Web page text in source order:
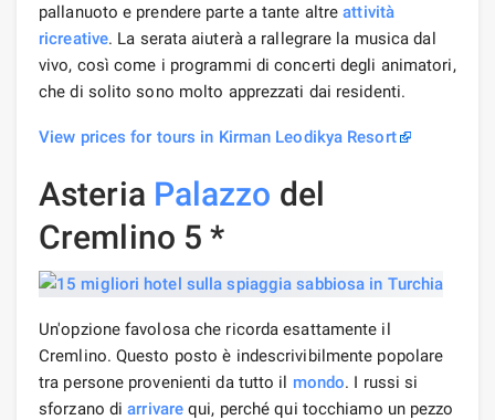
pallanuoto e prendere parte a tante altreattività
ricreative. La serata aiuterà a rallegrare la musica dal
vivo, così come i programmi di concerti degli animatori,
che di solito sono molto apprezzati dai residenti.
View prices for tours in Kirman Leodikya Resort
Asteria Palazzo del
Cremlino 5 *
Un'opzione favolosa che ricorda esattamente il
Cremlino. Questo posto è indescrivibilmente popolare
tra persone provenienti da tutto il mondo. I russi si
sforzano diarrivare qui, perché qui tocchiamo un pezzo